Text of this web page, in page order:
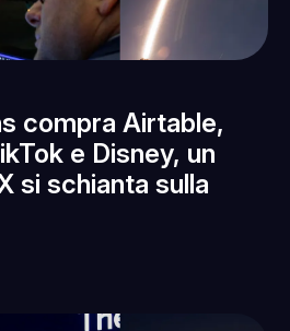
compra Airtable,
e Disney, un
si schianta sulla